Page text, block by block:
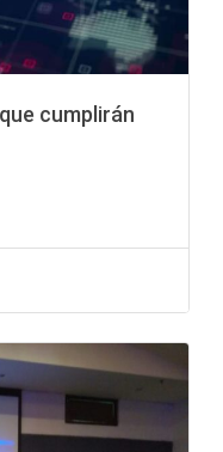
cumplirán